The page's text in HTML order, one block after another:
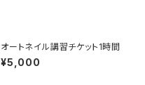
オートネイル講習チケット1時間
¥5,000